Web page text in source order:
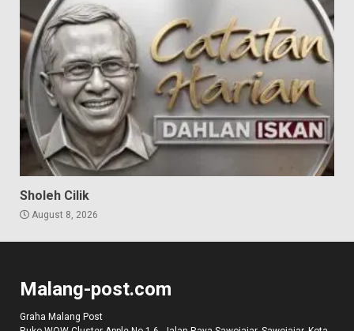
Sholeh Cilik
August 8, 2026
Malang-post.com
Graha Malang Post